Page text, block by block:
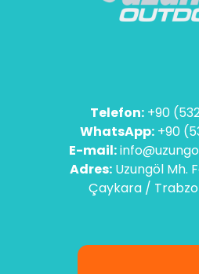
Telefon: +90
WhatsApp: +90
E-mail:
Adres: Uzungöl Mh.
Çaykara /